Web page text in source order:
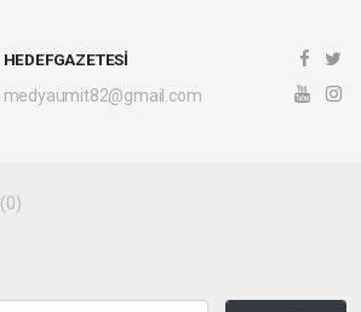
HEDEFGAZETESİ
medyaumit82@gmail.com
(0)